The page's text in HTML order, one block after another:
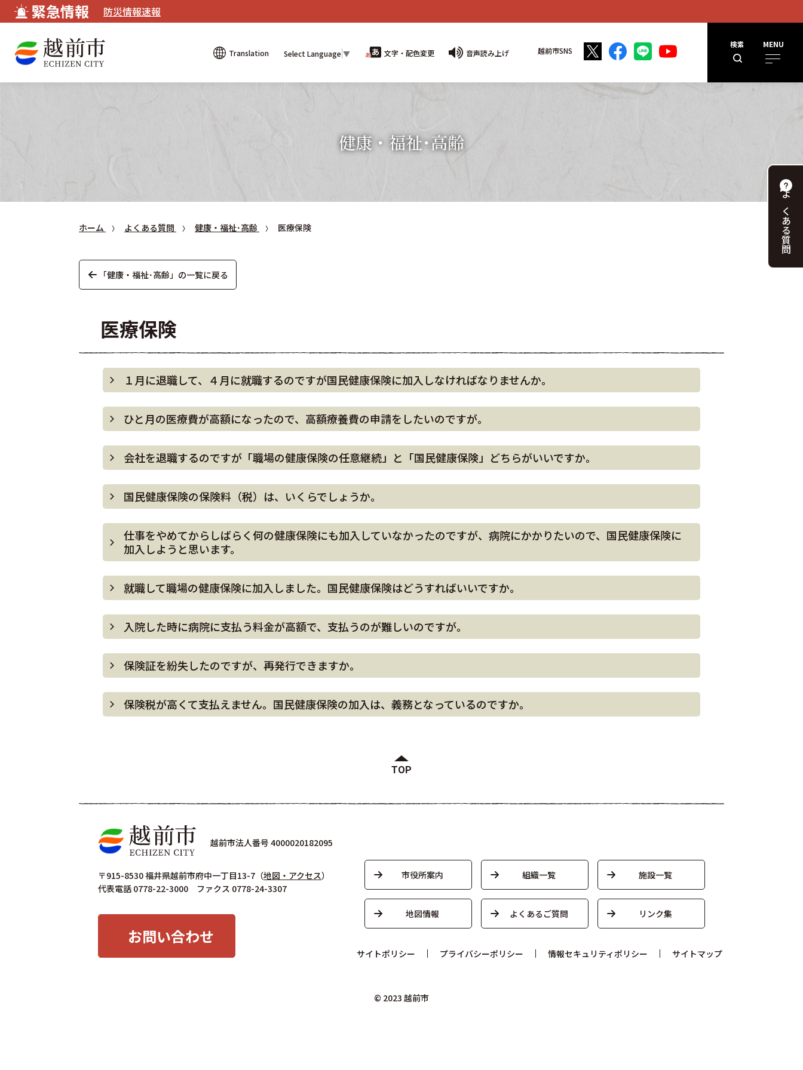
緊急情報 防災情報速報
検索
MENU
Translation
Select Language▼ 文字・配色変更 音声読み上げ 越前市SNS
よくある
質問
健康・福祉･高齢
ホーム よくある質問 健康・福祉･高齢 医療保険
「健康・福祉･高齢」の一覧に戻る
医療保険
１月に退職して、４月に就職するのですが国民健康保険に加入しなければなりませんか。
ひと月の医療費が高額になったので、高額療養費の申請をしたいのですが。
会社を退職するのですが「職場の健康保険の任意継続」と「国民健康保険」どちらがいいですか。
国民健康保険の保険料（税）は、いくらでしょうか。
仕事をやめてからしばらく何の健康保険にも加入していなかったのですが、病院にかかりたいので、国民健康保険に
加入しようと思います。
就職して職場の健康保険に加入しました。国民健康保険はどうすればいいですか。
入院した時に病院に支払う料金が高額で、支払うのが難しいのですが。
保険証を紛失したのですが、再発行できますか。
保険税が高くて支払えません。国民健康保険の加入は、義務となっているのですか。
TOP
越前市法人番号 4000020182095
〒915-8530 福井県越前市府中一丁目13-7 （地図・アクセス）
代表電話 0778-22-3000 ファクス 0778-24-3307
お問い合わせ
市役所案内 組織一覧 施設一覧
地図情報 よくあるご質問 リンク集
サイトポリシー プライバシーポリシー 情報セキュリティポリシー サイトマップ
© 2023 越前市